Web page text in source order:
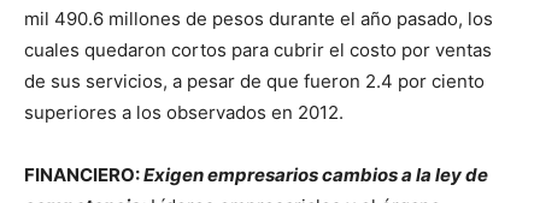
mil 490.6 millones de pesos durante el año pasado, los
cuales quedaron cortos para cubrir el costo por ventas
de sus servicios, a pesar de que fueron 2.4 por ciento
superiores a los observados en 2012.
FINANCIERO:Exigen empresarios cambios a la ley de